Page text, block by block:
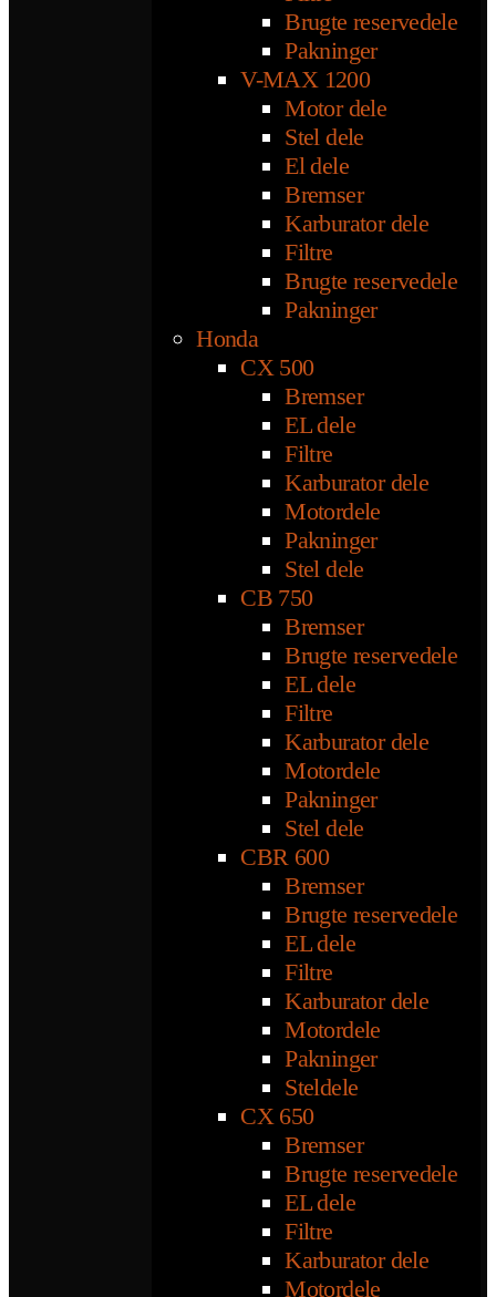
Brugte reservedele
Pakninger
V-MAX 1200
Motor dele
Stel dele
El dele
Bremser
Karburator dele
Filtre
Brugte reservedele
Pakninger
Honda
CX 500
Bremser
EL dele
Filtre
Karburator dele
Motordele
Pakninger
Stel dele
CB 750
Bremser
Brugte reservedele
EL dele
Filtre
Karburator dele
Motordele
Pakninger
Stel dele
CBR 600
Bremser
Brugte reservedele
EL dele
Filtre
Karburator dele
Motordele
Pakninger
Steldele
CX 650
Bremser
Brugte reservedele
EL dele
Filtre
Karburator dele
Motordele